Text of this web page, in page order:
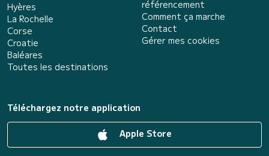
Hyères
La Rochelle
Corse
Croatie
Baléares
Toutes les destinations
référencement
Comment ça marche
Contact
Gérer mes cookies
Téléchargez notre application
Apple Store